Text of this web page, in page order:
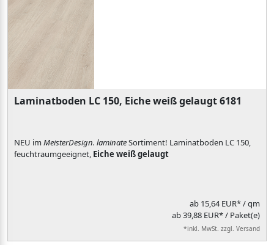
Laminatboden LC 150, Eiche weiß gelaugt 6181
NEU imMeisterDesign. laminateSortiment! Laminatboden LC 150,
feuchtraumgeeignet, Eiche weiß gelaugt
ab 15,64 EUR*/ qm
ab 39,88 EUR* / Paket(e)
*inkl. MwSt. zzgl. Versand